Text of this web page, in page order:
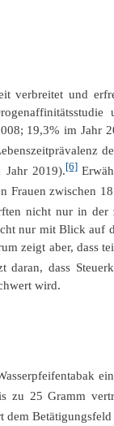
verbreitet und
19,3% im Jahr
Jahr 2019).[6]
zwischen
nicht nur in der
nur mit Blick
zeigt aber, dass
daran, dass
wird.
zu 25 Gramm